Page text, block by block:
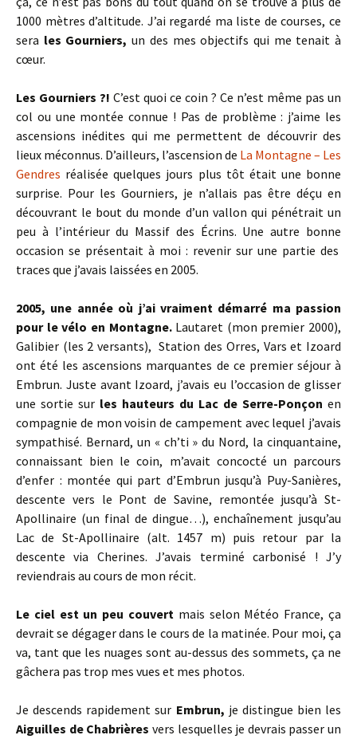
1000 mètres d’altitude. J’ai regardé ma liste de courses, ce
sera les Gourniers, un des mes objectifs qui me tenait à
cœur.
Les Gourniers ?! C’est quoi ce coin ? Ce n’est même pas un
col ou une montée connue ! Pas de problème : j’aime les
ascensions inédites qui me permettent de découvrir des
lieux méconnus. D’ailleurs, l’ascension de La Montagne – Les
Gendres réalisée quelques jours plus tôt était une bonne
surprise. Pour les Gourniers, je n’allais pas être déçu en
découvrant le bout du monde d’un vallon qui pénétrait un
peu à l’intérieur du Massif des Écrins. Une autre bonne
occasion se présentait à moi : revenir sur une partie des
traces que j’avais laissées en 2005.
2005, une année où j’ai vraiment démarré ma passion
pour le vélo en Montagne.Lautaret (mon premier 2000),
Galibier (les 2 versants), Station des Orres, Vars et Izoard
ont été les ascensions marquantes de ce premier séjour à
Embrun. Juste avant Izoard, j’avais eu l’occasion de glisser
une sortie sur les hauteurs du Lac de Serre-Ponçon en
compagnie de mon voisin de campement avec lequel j’avais
sympathisé. Bernard, un « ch’ti » du Nord, la cinquantaine,
connaissant bien le coin, m’avait concocté un parcours
d’enfer : montée qui part d’Embrun jusqu’à Puy-Sanières,
descente vers le Pont de Savine, remontée jusqu’à St-
Apollinaire (un final de dingue…), enchaînement jusqu’au
Lac de St-Apollinaire (alt. 1457 m) puis retour par la
descente via Cherines. J’avais terminé carbonisé ! J’y
reviendrais au cours de mon récit.
Le ciel est un peu couvert mais selon Météo France, ça
devrait se dégager dans le cours de la matinée. Pour moi, ça
va, tant que les nuages sont au-dessus des sommets, ça ne
gâchera pas trop mes vues et mes photos.
Je descends rapidement sur Embrun, je distingue bien les
Aiguilles de Chabrières vers lesquelles je devrais passer un